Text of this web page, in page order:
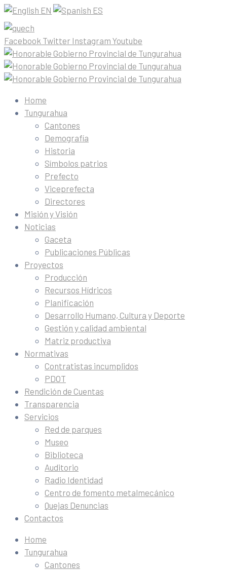
EN ES
Facebook Twitter Instagram Youtube
Home
Tungurahua
Cantones
Demografía
Historia
Símbolos patrios
Prefecto
Viceprefecta
Directores
Misión y Visión
Noticias
Gaceta
Publicaciones Públicas
Proyectos
Producción
Recursos Hídricos
Planificación
Desarrollo Humano, Cultura y Deporte
Gestión y calidad ambiental
Matriz productiva
Normativas
Contratistas incumplidos
PDOT
Rendición de Cuentas
Transparencia
Servicios
Red de parques
Museo
Biblioteca
Auditorio
Radio Identidad
Centro de fomento metalmecánico
Quejas Denuncias
Contactos
Home
Tungurahua
Cantones